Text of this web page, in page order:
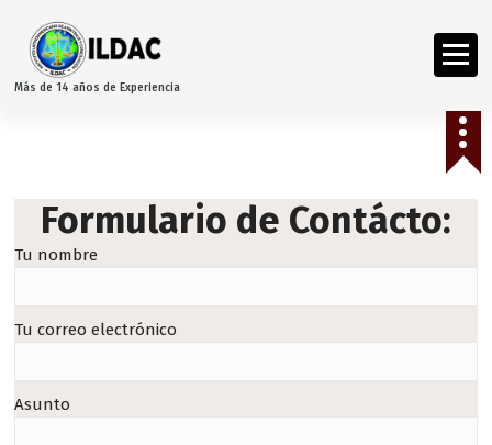
Más de 14 años de Experiencia
Formulario de Contácto:
Tu nombre
Tu correo electrónico
Asunto